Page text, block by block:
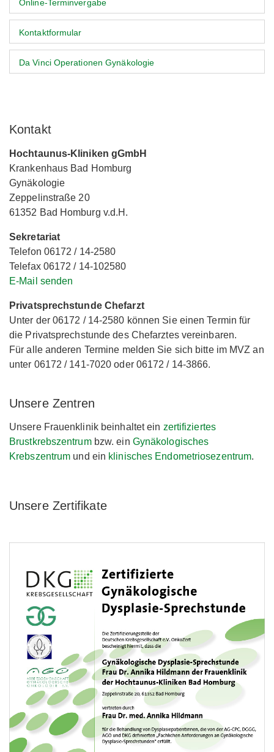
Online-Terminvergabe
Kontaktformular
Da Vinci Operationen Gynäkologie
Kontakt
Hochtaunus-Kliniken gGmbH
Krankenhaus Bad Homburg
Gynäkologie
Zeppelinstraße 20
61352 Bad Homburg v.d.H.
Sekretariat
Telefon 06172 / 14-2580
Telefax 06172 / 14-102580
E-Mail senden
Privatsprechstunde Chefarzt
Unter der 06172 / 14-2580 können Sie einen Termin für
die Privatsprechstunde des Chefarztes vereinbaren.
Für alle anderen Termine melden Sie sich bitte im MVZ an
unter 06172 / 141-7020 oder 06172 / 14-3866.
Unsere Zentren
Unsere Frauenklinik beinhaltet ein zertifiziertes
Brustkrebszentrumbzw. ein Gynäkologisches
Krebszentrum und ein klinisches Endometriosezentrum.
Unsere Zertifikate